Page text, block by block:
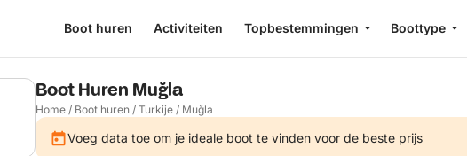
Boot huren Activiteiten Topbestemmingen Boottype
Boot Huren Muğla
Home / Boot huren / Turkije / Muğla
Voeg data toe om je ideale boot te vinden voor de beste prijs